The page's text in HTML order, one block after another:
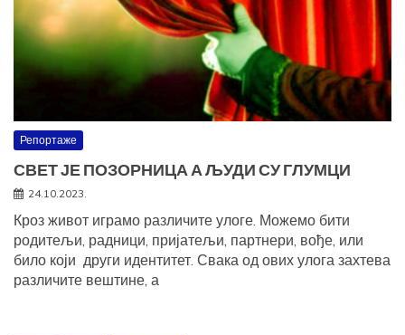
Репортаже
СВЕТ ЈЕ ПОЗОРНИЦА А ЉУДИ СУ ГЛУМЦИ
24.10.2023.
Кроз живот играмо различите улоге. Можемо бити
родитељи, радници, пријатељи, партнери, вође, или
било који други идентитет. Свака од ових улога захтева
различите вештине, а